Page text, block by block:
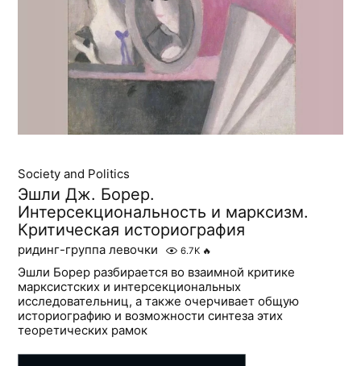
Society and Politics
Эшли Дж. Борер.
Интерсекциональность и марксизм.
Критическая историография
ридинг-группа левочки 6.7K 🔥
Эшли Борер разбирается во взаимной критике
марксистских и интерсекциональных
исследовательниц, а также очерчивает общую
историографию и возможности синтеза этих
теоретических рамок